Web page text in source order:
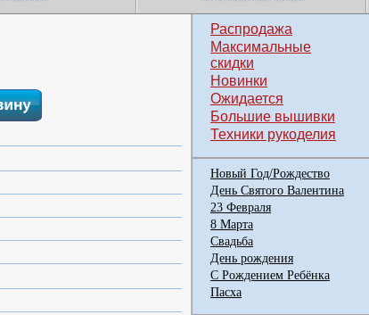
Распродажа
Максимальные
скидки
Новинки
Ожидается
Большие вышивки
Техники рукоделия
Новый Год/Рождество
День Святого Валентина
23 Февраля
8 Марта
Свадьба
День рождения
С Рождением Ребёнка
Пасха